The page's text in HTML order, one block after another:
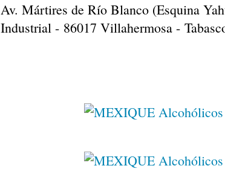
Av. Mártires de Río Blanco (Esquina
Industrial - 86017 Villahermosa -